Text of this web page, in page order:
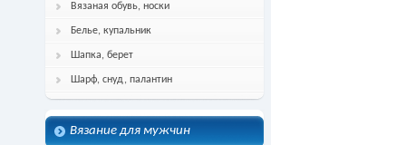
Вязаная обувь, носки
Белье, купальник
Шапка, берет
Шарф, снуд, палантин
Вязание для мужчин